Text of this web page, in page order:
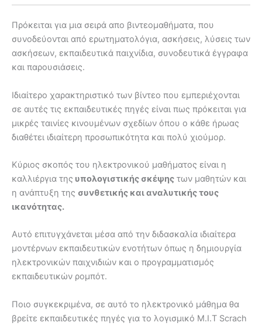
Πρόκειται για μια σειρά απο βιντεομαθήματα, που
συνοδεύονται από ερωτηματολόγια, ασκήσεις, λύσεις των
ασκήσεων, εκπαιδευτικά παιχνίδια, συνοδευτικά έγγραφα
και παρουσιάσεις.
Ιδιαίτερο χαρακτηριστικό των βίντεο που εμπεριέχονται
σε αυτές τις εκπαιδευτικές πηγές είναι πως πρόκειται για
μικρές ταινίες κινουμένων σχεδίων όπου ο κάθε ήρωας
διαθέτει ιδιαίτερη προσωπικότητα και πολύ χιούμορ.
Κύριος σκοπός του ηλεκτρονικού μαθήματος είναι η
καλλιέργια της υπολογιστικής σκέψης των μαθητών και
η ανάπτυξη της συνθετικής και αναλυτικής τους
ικανότητας.
Αυτό επιτυγχάνεται μέσα από την διδασκαλία ιδιαίτερα
μοντέρνων εκπαιδευτικών ενοτήτων όπως η δημιουργία
ηλεκτρονικών παιχνιδιών και ο προγραμματισμός
εκπαιδευτικών ρομπότ.
Ποιο συγκεκριμένα, σε αυτό το ηλεκτρονικό μάθημα θα
βρείτε εκπαιδευτικές πηγές για το λογισμικό M.I.T Scrach